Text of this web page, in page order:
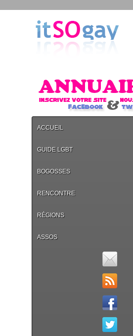
ACCUEIL
GUIDE LGBT
BOGOSSES
RENCONTRE
RÉGIONS
ASSOS